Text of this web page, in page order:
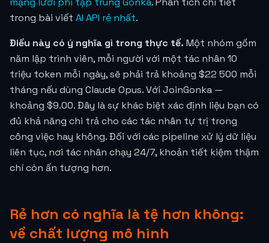
trong bài viết AI API rẻ nhất.
Điều này có ý nghĩa gì trong thực tế. Một nhóm gồm
năm lập trình viên, mỗi người với một tác nhân 10
triệu token mỗi ngày, sẽ phải trả khoảng $22 500 mỗi
tháng nếu dùng Claude Opus. Với JoinGonka —
khoảng $9.00. Đây là sự khác biệt xác định liệu bạn có
đủ khả năng chi trả cho các tác nhân tự trị trong
công việc hay không. Đối với các pipeline xử lý dữ liệu
liên tục, nơi tác nhân chạy 24/7, khoản tiết kiệm thậm
chí còn ấn tượng hơn.
Rẻ hơn có nghĩa là tệ hơn không:
về chất lượng mô hình